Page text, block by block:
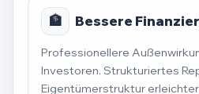
🏦 Bessere
Professionellere
Investoren. Strukturiertes
Eigentümerstruktur